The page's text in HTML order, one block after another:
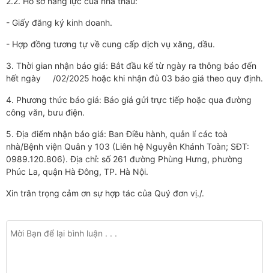
- Giấy đăng ký kinh doanh.
- Hợp đồng tương tự về cung cấp dịch vụ xăng, dầu.
3. Thời gian nhận báo giá: Bắt đầu kể từ ngày ra thông báo đến
hết ngày /02/2025 hoặc khi nhận đủ 03 báo giá theo quy định.
4. Phương thức báo giá: Báo giá gửi trực tiếp hoặc qua đường
công văn, bưu điện.
5. Địa điểm nhận báo giá: Ban Điều hành, quản lí các toà
nhà/Bệnh viện Quân y 103 (Liên hệ Nguyễn Khánh Toàn; SĐT:
0989.120.806). Địa chỉ: số 261 đường Phùng Hưng, phường
Phúc La, quận Hà Đông, TP. Hà Nội.
Xin trân trọng cảm ơn sự hợp tác của Quý đơn vị./.